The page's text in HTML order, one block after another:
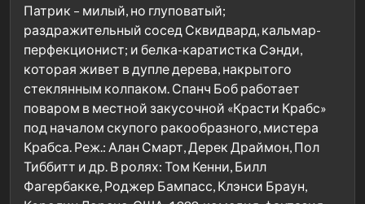
Патрик – милый, но глуповатый;
раздражительный сосед Сквидвард, кальмар-
перфекционист; и белка-каратистка Сэнди,
которая живет в дупле дерева, накрытого
стеклянным колпаком. Спанч Боб работает
поваром в местной закусочной «Красти Крабс»
под началом скупого ракообразного, мистера
Крабса. Реж.: Алан Смарт, Дерек Драймон, Пол
Тиббитт и др. В ролях: Том Кенни, Билл
Фагербакке, Роджер Бампасс, Клэнси Браун,